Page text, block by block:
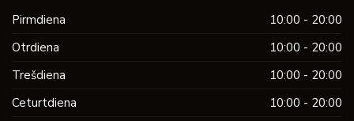
Pirmdiena
10:00 - 20:00
Otrdiena
10:00 - 20:00
Trešdiena
10:00 - 20:00
Ceturtdiena
10:00 - 20:00